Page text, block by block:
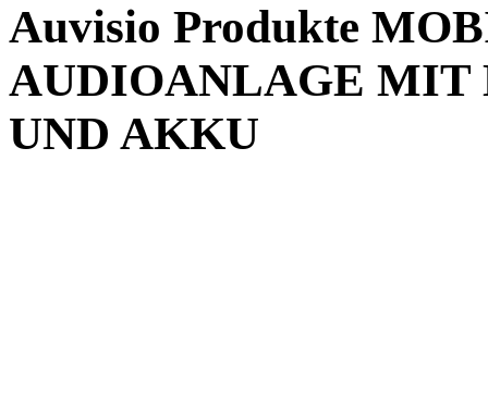
Auvisio Produkte
AUDIOANLAGE MIT
UND AKKU